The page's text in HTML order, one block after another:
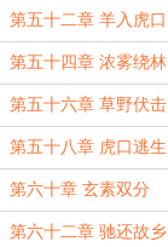
第五十二章 羊入虎口
第五十四章 浓雾绕林
第五十六章 草野伏击
第五十八章 虎口逃生
第六十章 玄素双分
第六十二章 驰还故乡